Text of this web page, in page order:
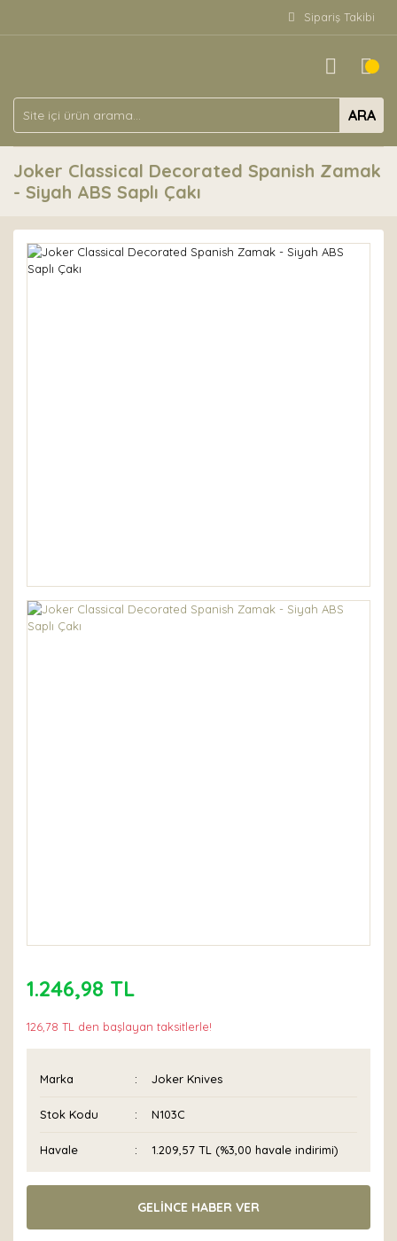
Sipariş Takibi
ARA
Joker Classical Decorated Spanish Zamak
- Siyah ABS Saplı Çakı
1.246,98 TL
126,78 TL den başlayan taksitlerle!
Marka Joker Knives
Stok Kodu N103C
Havale 1.209,57 TL (%3,00 havale indirimi)
GELİNCE HABER VER